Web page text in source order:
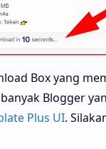
Box yang
Blogger
Plus UI.